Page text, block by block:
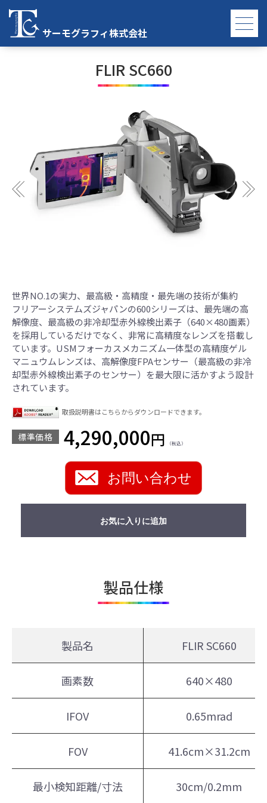
サーモグラフィ株式会社
TOP
FLIR SC660
世界NO.1の実力、最高級・高精度・最先端の技術が集約
フリアーシステムズジャパンの600シリーズは、最先端の高
解像度、最高級の非冷却型赤外線検出素子（640×480画素）
を採用しているだけでなく、非常に高精度なレンズを搭載し
ています。USMフォーカスメカニズム一体型の高精度ゲル
マニュウムレンズは、高解像度FPAセンサー（最高級の非冷
却型赤外線検出素子のセンサー）を最大限に活かすよう設計
されています。
取扱説明書はこちらからダウンロードできます。
標準価格 4,290,000円 （税込）
お問い合わせ
お気に入りに追加
製品仕様
製品名 FLIR SC660
画素数 640×480
IFOV 0.65mrad
FOV 41.6cm×31.2cm
最小検知距離/寸法 30cm/0.2mm